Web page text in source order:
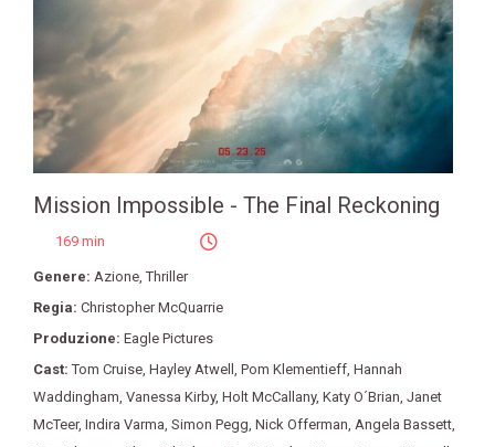
Mission Impossible - The Final Reckoning
169 min
Genere: Azione,Thriller
Regia: Christopher McQuarrie
Produzione: Eagle Pictures
Cast:Tom Cruise, Hayley Atwell , Pom Klementieff, Hannah
Waddingham, Vanessa Kirby, Holt McCallany, Katy O´Brian, Janet
McTeer, Indira Varma, Simon Pegg, Nick Offerman, Angela Bassett,